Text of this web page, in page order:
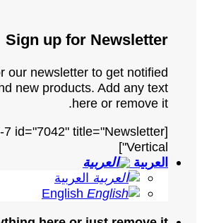
Sign up for Newsletter
our newsletter to get notified
new products. Add any text
here or remove it.
7 id="7042" title="Newsletter
Vertical"]
العربية
العربية